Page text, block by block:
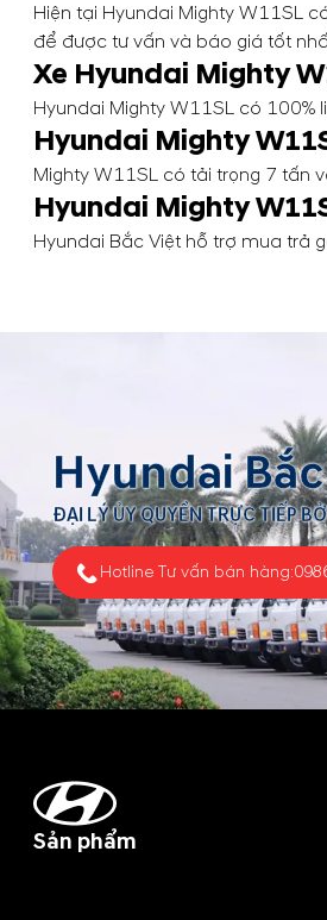
Hiện tại Hyundai Mighty W11SL
để được tư vấn và báo giá tốt
Xe Hyundai Mighty
Hyundai Mighty W11SL có 100%
Hyundai Mighty
Mighty W11SL có tải trọng 7 tấn
Hyundai Mighty
Hyundai Bắc Việt hỗ trợ mua trả
Hyundai
ĐẠI LÝ ỦY QUYỀN TRỰC TIẾP
Hotline Tư vấn bán hàng:
Sản phẩm